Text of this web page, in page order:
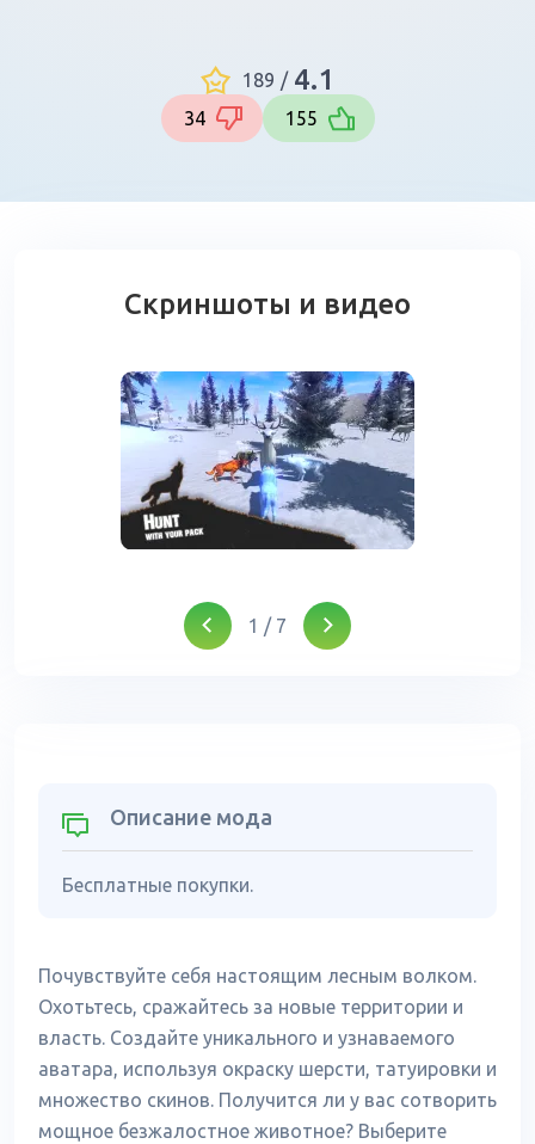
189 / 4.1
34 155
Скриншоты и видео
1 / 7
Описание мода
Бесплатные покупки.
Почувствуйте себя настоящим лесным волком.
Охотьтесь, сражайтесь за новые территории и
власть. Создайте уникального и узнаваемого
аватара, используя окраску шерсти, татуировки и
множество скинов. Получится ли у вас сотворить
мощное безжалостное животное? Выберите